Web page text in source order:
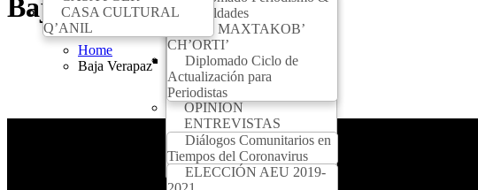
HISTORIA
Desigualdades
RED MAXTAKOB’
CH’ORTI’
Diplomado Ciclo de
Actualización para
Periodistas
Lineamiento para producir
notas para el Noticiero Maya
K’at
Maya K’at, 18 años
informando desde los
territorios
OPINIÓN
ENTREVISTAS
Diálogos Comunitarios en
Tiempos del Coronavirus
PERFILES
COBERTURAS
ELECCIÓN AEU 2019-
Mucho de que Hablar
CASA CULTURAL
Q’ANIL
Baja Verapaz
Home
Baja Verapaz